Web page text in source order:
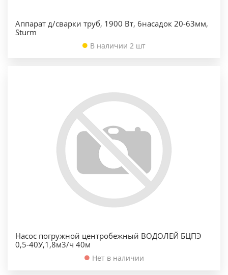
Аппарат д/сварки труб, 1900 Вт, 6насадок 20-63мм,
Sturm
В наличии 2 шт
Насос погружной центробежный ВОДОЛЕЙ БЦПЭ
0,5-40У,1,8м3/ч 40м
Нет в наличии